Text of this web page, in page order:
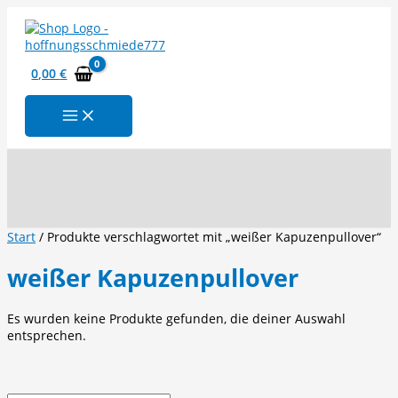
Inhalt
springen
0,00€
Start / Produkte verschlagwortet mit „weißer Kapuzenpullover“
weißer Kapuzenpullover
Es wurden keine Produkte gefunden, die deiner Auswahl
entsprechen.